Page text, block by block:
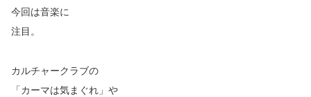
今回は音楽に
注目。
カルチャークラブの
「カーマは気まぐれ」や